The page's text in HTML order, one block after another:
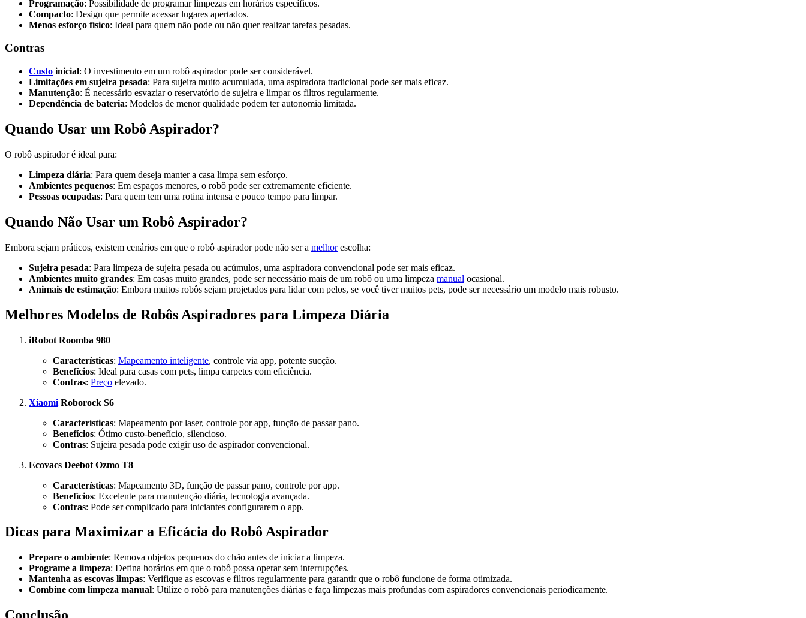
Programação: Possibilidade de programar limpezas em horários específicos.
Compacto: Design que permite acessar lugares apertados.
Menos esforço físico: Ideal para quem não pode ou não quer realizar tarefas pesadas.
Contras
Custo inicial: O investimento em um robô aspirador pode ser considerável.
Limitações em sujeira pesada: Para sujeira muito acumulada, uma aspiradora tradicional pode ser mais eficaz.
Manutenção: É necessário esvaziar o reservatório de sujeira e limpar os filtros regularmente.
Dependência de bateria: Modelos de menor qualidade podem ter autonomia limitada.
Quando Usar um Robô Aspirador?
O robô aspirador é ideal para:
Limpeza diária: Para quem deseja manter a casa limpa sem esforço.
Ambientes pequenos: Em espaços menores, o robô pode ser extremamente eficiente.
Pessoas ocupadas: Para quem tem uma rotina intensa e pouco tempo para limpar.
Quando Não Usar um Robô Aspirador?
Embora sejam práticos, existem cenários em que o robô aspirador pode não ser a melhorescolha:
Sujeira pesada: Para limpeza de sujeira pesada ou acúmulos, uma aspiradora convencional pode ser mais eficaz.
Ambientes muito grandes: Em casas muito grandes, pode ser necessário mais de um robô ou uma limpeza manual ocasional.
Animais de estimação: Embora muitos robôs sejam projetados para lidar com pelos, se você tiver muitos pets, pode ser necessário um modelo mais robusto.
Melhores Modelos de Robôs Aspiradores para Limpeza Diária
iRobot Roomba 980
Características: Mapeamento inteligente, controle via app, potente sucção.
Benefícios: Ideal para casas com pets, limpa carpetes com eficiência.
Contras: Preço elevado.
Xiaomi Roborock S6
Características: Mapeamento por laser, controle por app, função de passar pano.
Benefícios: Ótimo custo-benefício, silencioso.
Contras: Sujeira pesada pode exigir uso de aspirador convencional.
Ecovacs Deebot Ozmo T8
Características: Mapeamento 3D, função de passar pano, controle por app.
Benefícios: Excelente para manutenção diária, tecnologia avançada.
Contras: Pode ser complicado para iniciantes configurarem o app.
Dicas para Maximizar a Eficácia do Robô Aspirador
Prepare o ambiente: Remova objetos pequenos do chão antes de iniciar a limpeza.
Programe a limpeza: Defina horários em que o robô possa operar sem interrupções.
Mantenha as escovas limpas: Verifique as escovas e filtros regularmente para garantir que o robô funcione de forma otimizada.
Combine com limpeza manual: Utilize o robô para manutenções diárias e faça limpezas mais profundas com aspiradores convencionais periodicamente.